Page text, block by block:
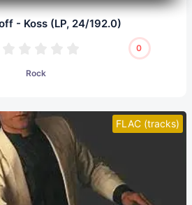
- Koss (LP, 24/192.0)
0
Rock
FLAC (tracks)